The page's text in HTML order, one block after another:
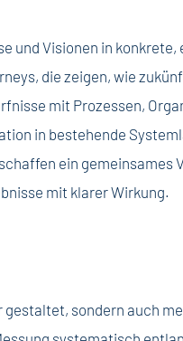
und Visionen in
die zeigen, wie
mit Prozessen,
in bestehende
ein
mit klarer Wirkung.
sondern auch